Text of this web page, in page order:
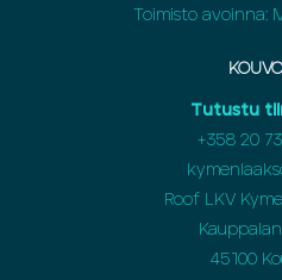
Toimisto avoinna:
Tutustu
+358 20
Roof LKV
45100